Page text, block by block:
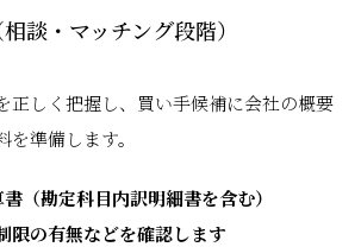
談・マッチング段階）
正しく把握し、買い手候補に会社の概要
準備します。
（勘定科目内訳明細書を含む）
限の有無などを確認します